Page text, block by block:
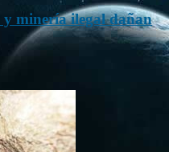
y minería ilegal dañan